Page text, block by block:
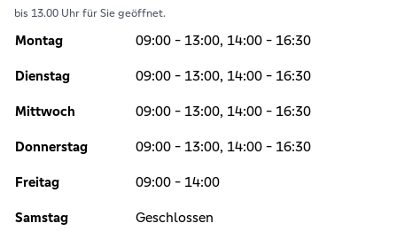
bis 13.00 Uhr für Sie geöffnet.
Montag 09:00 - 13:00, 14:00 - 16:30
Dienstag 09:00 - 13:00, 14:00 - 16:30
Mittwoch 09:00 - 13:00, 14:00 - 16:30
Donnerstag 09:00 - 13:00, 14:00 - 16:30
Freitag 09:00 - 14:00
Samstag Geschlossen